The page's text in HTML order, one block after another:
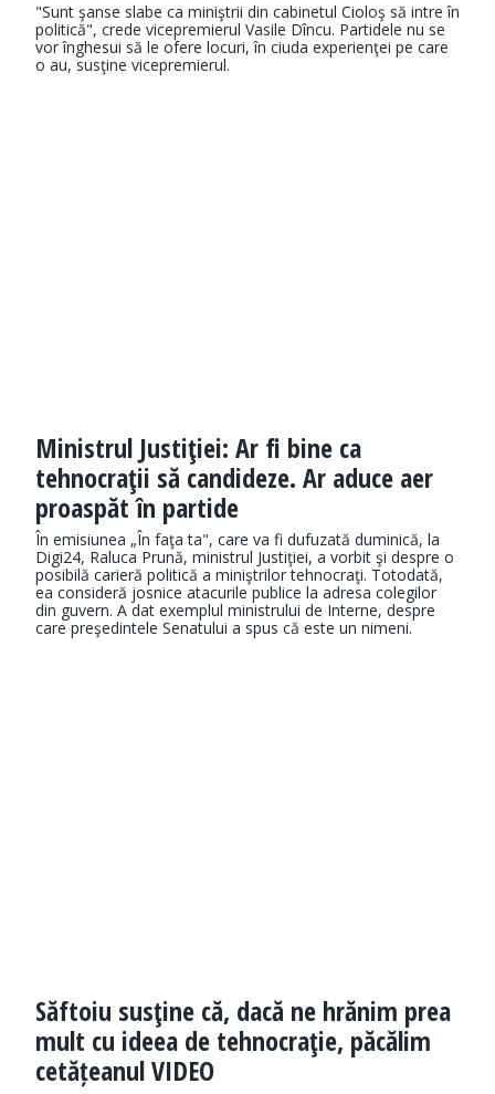
"Sunt şanse slabe ca miniştrii din cabinetul Cioloş să intre în
politică", crede vicepremierul Vasile Dîncu. Partidele nu se
vor înghesui să le ofere locuri, în ciuda experienţei pe care
o au, susţine vicepremierul.
Ministrul Justiţiei: Ar fi bine ca
tehnocraţii să candideze. Ar aduce aer
proaspăt în partide
În emisiunea „În faţa ta", care va fi dufuzată duminică, la
Digi24, Raluca Prună, ministrul Justiţiei, a vorbit şi despre o
posibilă carieră politică a miniştrilor tehnocraţi. Totodată,
ea consideră josnice atacurile publice la adresa colegilor
din guvern. A dat exemplul ministrului de Interne, despre
care preşedintele Senatului a spus că este un nimeni.
Săftoiu susţine că, dacă ne hrănim prea
mult cu ideea de tehnocraţie, păcălim
cetățeanul VIDEO